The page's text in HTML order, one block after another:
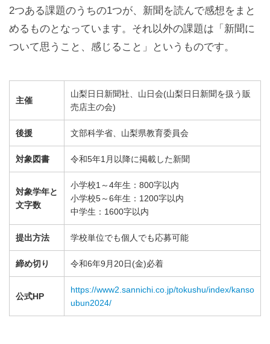
2つある課題のうちの1つが、新聞を読んで感想をまと
めるものとなっています。それ以外の課題は「新聞に
ついて思うこと、感じること」というものです。
主催
山梨日日新聞社、山日会(山梨日日新聞を扱う販
売店主の会)
後援 文部科学省、山梨県教育委員会
対象図書 令和5年1月以降に掲載した新聞
対象学年と
文字数
小学校1～4年生：800字以内
小学校5～6年生：1200字以内
中学生：1600字以内
提出方法 学校単位でも個人でも応募可能
締め切り 令和6年9月20日(金)必着
公式HP
https://www2.sannichi.co.jp/tokushu/index/kanso
ubun2024/